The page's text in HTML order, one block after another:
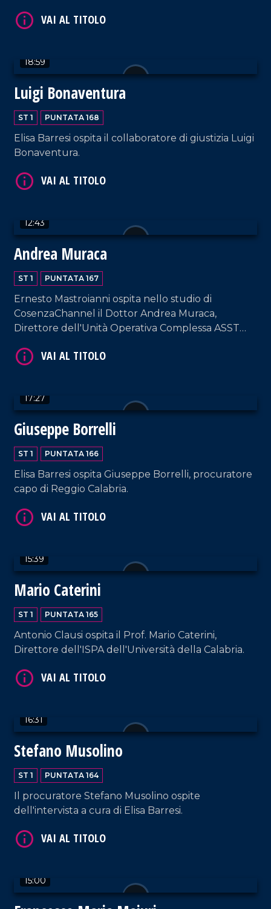
18:59
Luigi Bonaventura
ST 1 PUNTATA 168
Elisa Barresi ospita il collaboratore di giustizia Luigi
Bonaventura.
12:43
Andrea Muraca
ST 1 PUNTATA 167
Ernesto Mastroianni ospita nello studio di
CosenzaChannel il Dottor Andrea Muraca,
Direttore dell'Unità Operativa Complessa ASST
17:27
Giuseppe Borrelli
ST 1 PUNTATA 166
Elisa Barresi ospita Giuseppe Borrelli, procuratore
capo di Reggio Calabria.
15:39
Mario Caterini
ST 1 PUNTATA 165
Antonio Clausi ospita il Prof. Mario Caterini,
Direttore dell'ISPA dell'Università della Calabria.
16:31
Stefano Musolino
ST 1 PUNTATA 164
Il procuratore Stefano Musolino ospite
dell'intervista a cura di Elisa Barresi.
15:00
VAI AL TITOLO
VAI AL TITOLO
VAI AL TITOLO
VAI AL TITOLO
VAI AL TITOLO
VAI AL TITOLO